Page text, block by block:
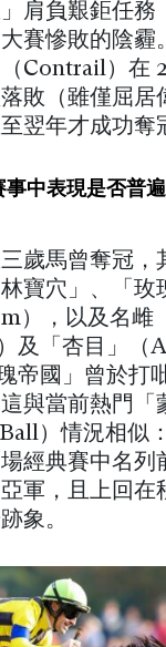
肩負艱鉅任務
賽慘敗的陰霾
Contrail）在
敗（雖僅屈居
翌年才成功奪
中表現是否普
歲馬曾奪冠，
寶穴」、「玫
），以及名雌
及「杏目」（
帝國」曾於打
與當前熱門「
）情況相似
經典賽中名列
軍，且上回在
象。